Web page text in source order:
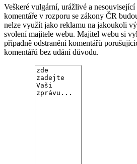
Veškeré vulgární, urážlivé a nesouvisející
komentáře v rozporu se zákony ČR
nelze využít jako reklamu na jakoukoli
svolení majitele webu. Majitel webu si
případně odstranění komentářů
komentářů bez udání důvodu.